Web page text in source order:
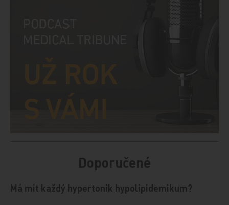
Doporučené
Má mít každý hypertonik hypolipidemikum?